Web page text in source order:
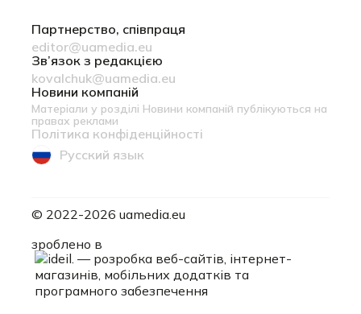
Партнерство, співпраця
editor@uamedia.eu
Зв’язок з редакцією
kovalchuk@uamedia.eu
Новини компаній
Матеріали у розділі Новини компаній публікуються на
правах реклами
Політика конфіденційності
Русский язык
© 2022-2026 uamedia.eu
зроблено в